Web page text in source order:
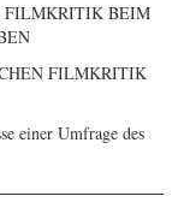
FILMKRITIK BEIM
FILMKRITIK
einer Umfrage des